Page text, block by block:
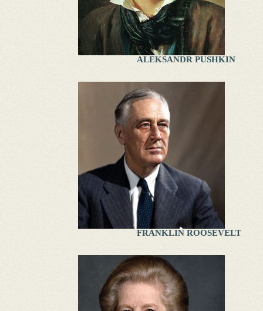
ALEKSANDR PUSHKIN
FRANKLIN ROOSEVELT